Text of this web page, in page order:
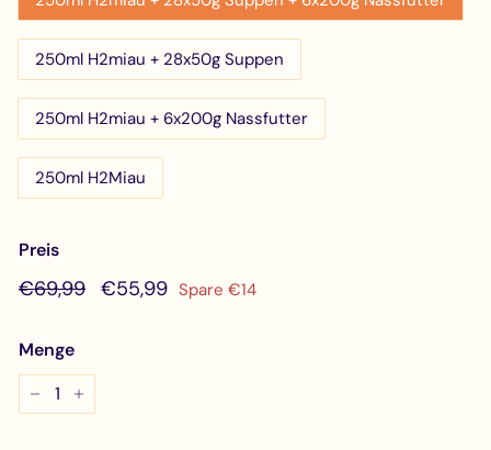
250ml H2miau + 28x50g Suppen
250ml H2miau + 6x200g Nassfutter
250ml H2Miau
Preis
Normaler
€69,99€69,99
Sonderpreis
€55,99 €55,99
Spare €14
Menge
+